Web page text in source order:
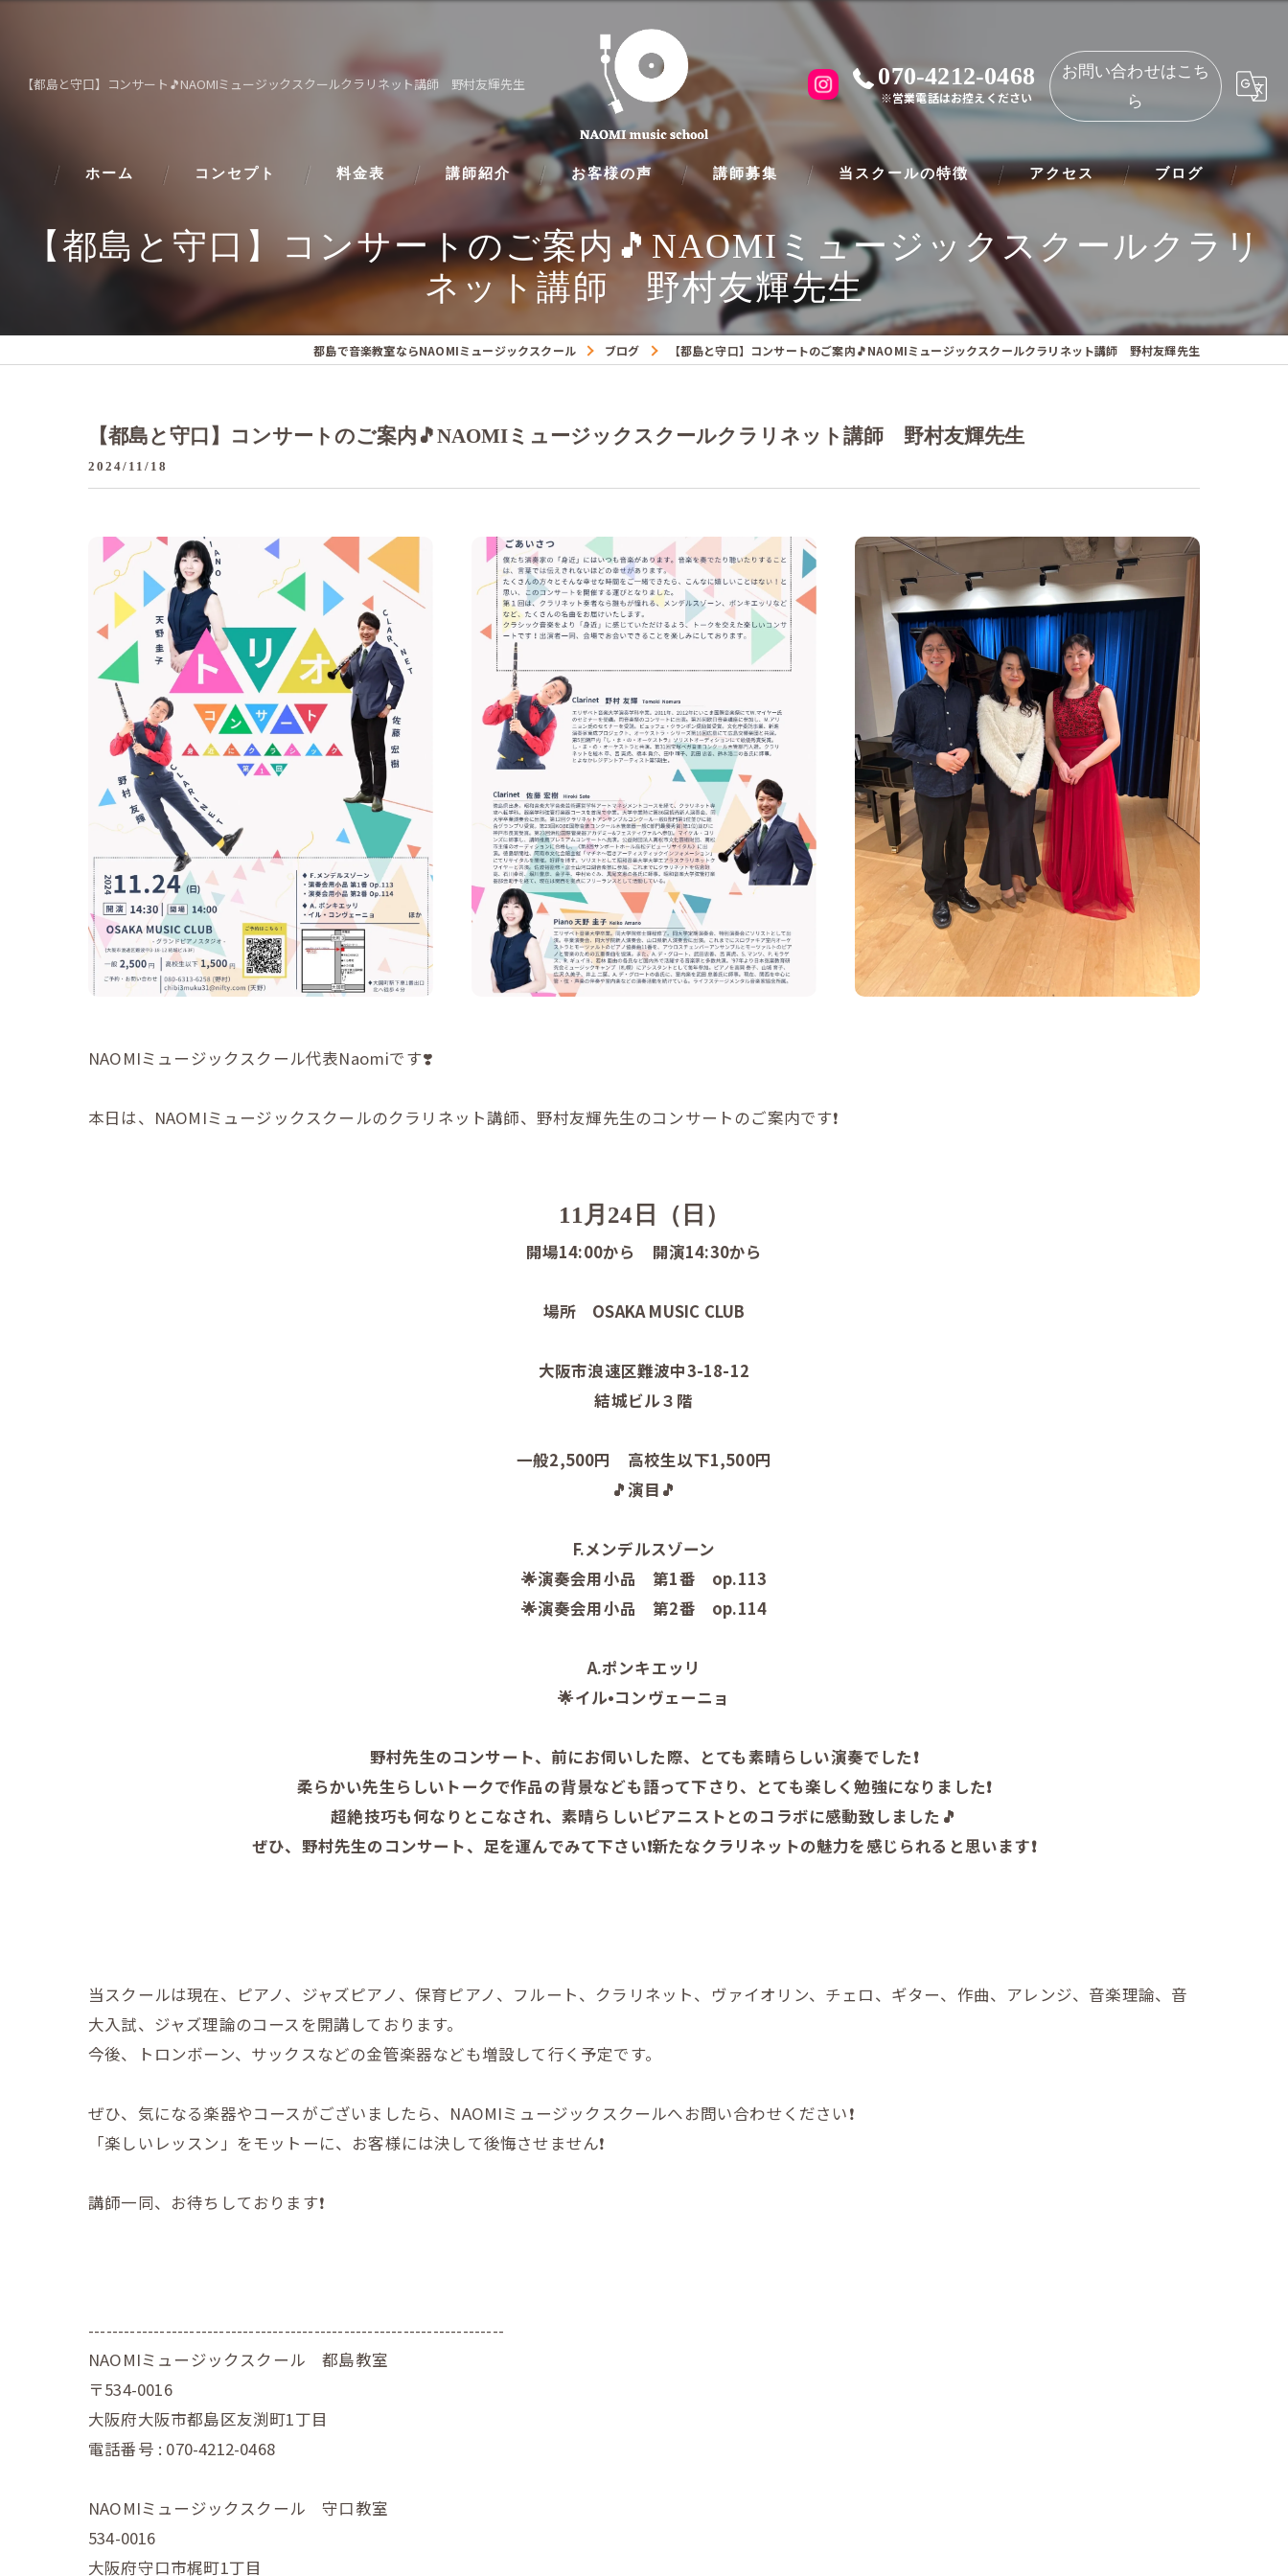
【都島と守口】コンサート🎵NAOMIミュージックスクールクラリネット講師 野村友輝先生 070-4212-0468
※営業電話はお控えください
お問い合わせはこち
ら
ホーム コンセプト 料金表 講師紹介 お客様の声 講師募集 当スクールの特徴
ピアノ
フルート
クラリネット
アクセス
NAOMIミュージックスクール 都島教室
NAOMIミュージックスクール 守口教室
ブログ
【都島と守口】コンサートのご案内🎵NAOMIミュージックスクールクラリ
ネット講師 野村友輝先生
都島で音楽教室ならNAOMIミュージックスクール ブログ 【都島と守口】コンサートのご案内🎵NAOMIミュージックスクールクラリネット講師 野村友輝先生
【都島と守口】コンサートのご案内🎵NAOMIミュージックスクールクラリネット講師 野村友輝先生
2024/11/18
NAOMIミュージックスクール代表Naomiです❣️
本日は、NAOMIミュージックスクールのクラリネット講師、野村友輝先生のコンサートのご案内です❗️
11月24日（日）
開場14:00から 開演14:30から
場所 OSAKA MUSIC CLUB
大阪市浪速区難波中3-18-12
結城ビル３階
一般2,500円 高校生以下1,500円
🎵演目🎵
F.メンデルスゾーン
🌟演奏会用小品 第1番 op.113
🌟演奏会用小品 第2番 op.114
A.ポンキエッリ
🌟イル•コンヴェーニョ
野村先生のコンサート、前にお伺いした際、とても素晴らしい演奏でした❗️
柔らかい先生らしいトークで作品の背景なども語って下さり、とても楽しく勉強になりました❗️
超絶技巧も何なりとこなされ、素晴らしいピアニストとのコラボに感動致しました🎵
ぜひ、野村先生のコンサート、足を運んでみて下さい❗️新たなクラリネットの魅力を感じられると思います❗️
当スクールは現在、ピアノ、ジャズピアノ、保育ピアノ、フルート、クラリネット、ヴァイオリン、チェロ、ギター、作曲、アレンジ、音楽理論、音
大入試、ジャズ理論のコースを開講しております。
今後、トロンボーン、サックスなどの金管楽器なども増設して行く予定です。
ぜひ、気になる楽器やコースがございましたら、NAOMIミュージックスクールへお問い合わせください❗️
「楽しいレッスン」をモットーに、お客様には決して後悔させません❗️
講師一同、お待ちしております❗️
----------------------------------------------------------------------
NAOMIミュージックスクール 都島教室
〒534-0016
大阪府大阪市都島区友渕町1丁目
電話番号 : 070-4212-0468
NAOMIミュージックスクール 守口教室
534-0016
大阪府守口市梶町1丁目